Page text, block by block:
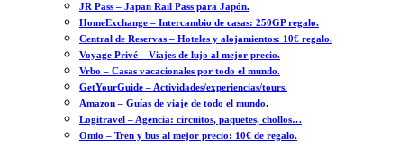
JR Pass – Japan Rail Pass para Japón.
HomeExchange – Intercambio de casas: 250GP regalo.
Central de Reservas – Hoteles y alojamientos: 10€ regalo.
Voyage Privé – Viajes de lujo al mejor precio.
Vrbo – Casas vacacionales por todo el mundo.
GetYourGuide – Actividades/experiencias/tours.
Amazon – Guías de viaje de todo el mundo.
Logitravel – Agencia: circuitos, paquetes, chollos…
Omio – Tren y bus al mejor precio: 10€ de regalo.